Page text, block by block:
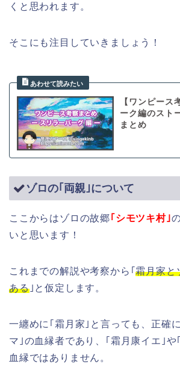
くと思われます。
そこにも注目していきましょう！
【ワンピース
ーク編のスト
まとめ
ゾロの｢両親｣について
ここからはゾロの故郷｢シモツキ村｣
いと思います！
これまでの解説や考察から｢霜月家と
ある｣と仮定します。
一纏めに｢霜月家｣と言っても、正確
マ｣の血縁者であり、｢霜月康イエ｣や
血縁ではありません。